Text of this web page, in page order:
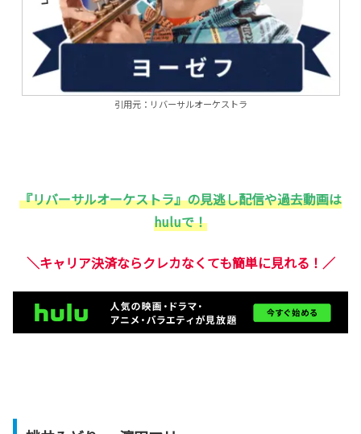
引用元：リバーサルオーケストラ
『リバーサルオーケストラ』の見逃し配信や過去動画は
huluで！
＼キャリア決済ならクレカなくても簡単に見れる！／